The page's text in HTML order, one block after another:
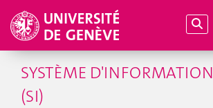
SYSTÈME D'INFORMATION
(SI)